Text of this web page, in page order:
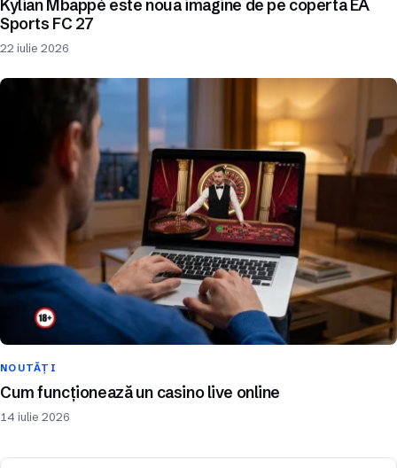
Kylian Mbappé este noua imagine de pe coperta EA
Sports FC 27
22 iulie 2026
NOUTĂȚI
Cum funcționează un casino live online
14 iulie 2026